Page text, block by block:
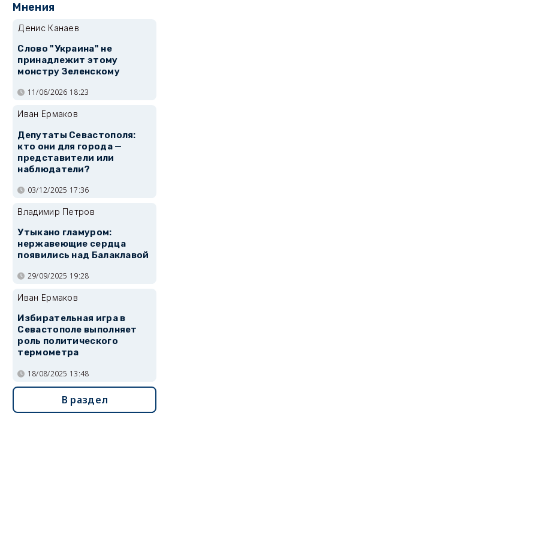
Мнения
Денис Канаев
Слово "Украина" не
принадлежит этому
монстру Зеленскому
11/06/2026 18:23
Иван Ермаков
Депутаты Севастополя:
кто они для города —
представители или
наблюдатели?
03/12/2025 17:36
Владимир Петров
Утыкано гламуром:
нержавеющие сердца
появились над Балаклавой
29/09/2025 19:28
Иван Ермаков
Избирательная игра в
Севастополе выполняет
роль политического
термометра
18/08/2025 13:48
В раздел